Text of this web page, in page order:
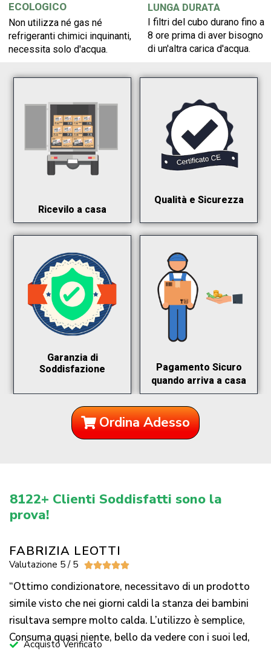
ECOLOGICO
Non utilizza né gas né
refrigeranti chimici inquinanti,
necessita solo d'acqua.
LUNGA DURATA
I filtri del cubo durano fino a
8 ore prima di aver bisogno
di un'altra carica d'acqua.
Ricevilo a casa
Qualità e Sicurezza
Garanzia di
Soddisfazione
Pagamento Sicuro
quando arriva a casa
Ordina Adesso
8122+ Clienti Soddisfatti sono la
prova!
FABRIZIA LEOTTI
Valutazione 5 / 5 
“Ottimo condizionatore, necessitavo di un prodotto
simile visto che nei giorni caldi la stanza dei bambini
risultava sempre molto calda. L’utilizzo è semplice,
Consuma quasi niente, bello da vedere con i suoi led,
Acquisto Verificato